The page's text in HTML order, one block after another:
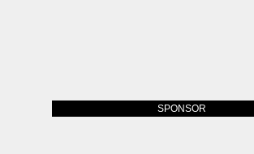
SPONSOR